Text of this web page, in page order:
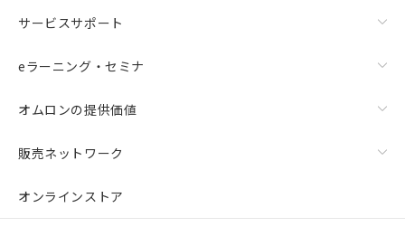
サービスサポート
eラーニング・セミナ
オムロンの提供価値
販売ネットワーク
オンラインストア